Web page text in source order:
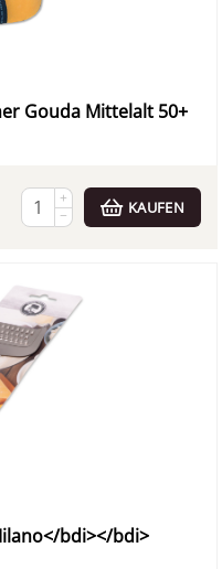
Gouda Mittelalt 50+
+
−
KAUFEN
bdi></bdi>